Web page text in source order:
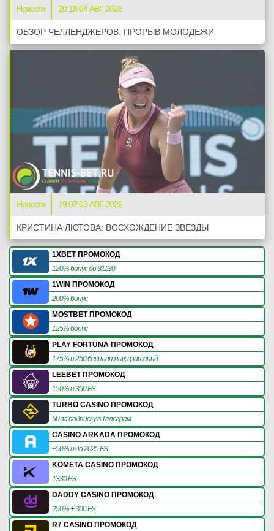
Новости 20:18 04 АВГ 2026
ОБЗОР ЧЕЛЛЕНДЖЕРОВ: ПРОРЫВ МОЛОДЕЖИ
Новости 19:07 03 АВГ 2026
КРИСТИНА ЛЮТОВА: ВОСХОЖДЕНИЕ ЗВЕЗДЫ
1XBET ПРОМОКОД
120% бонус до 31130
1WIN ПРОМОКОД
200% бонус
MOSTBET ПРОМОКОД
125% бонус
PLAY FORTUNA ПРОМОКОД
175% и 250 бесплатных вращений
LEEBET ПРОМОКОД
150% и 350 FS
TURBO CASINO ПРОМОКОД
50 за подписку в Телеграм
CASINO ARKADA ПРОМОКОД
+50% и до 2025 FS
KOMETA CASINO ПРОМОКОД
1330 FS
DADDY CASINO ПРОМОКОД
250% + 300 FS
R7 CASINO ПРОМОКОД